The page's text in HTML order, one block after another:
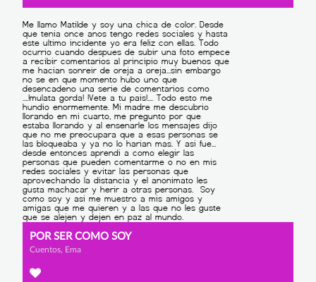
POR SER COMO SOY
Cuentos, Ema